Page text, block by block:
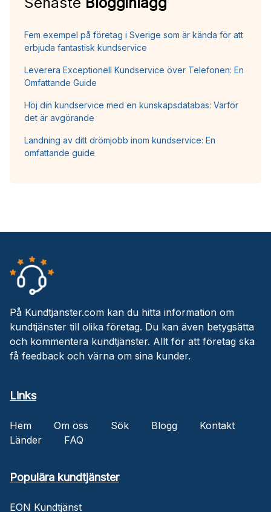
Fem exempel på företag i Sverige som är kända för att
erbjuda fantastisk kundservice
Leverera Exceptionell Kundservice över Telefonen: En
Omfattande Guide
Höj din kundservice med en kunskapsdatabas: Varför
det är avgörande
Landning av ditt drömjobb inom kundservice: En
omfattande guide
På Kundtjanster.com kan du hitta information om
kundtjänster till olika företag. Du kan även betygsätta
och kommentera kundtjänster. Allt för att företag ska
få feedback och värna om sina kunder.
Links
Hem Om oss Sök Blogg
Kontakt
Länder
FAQ
Populära kundtjänster
EON Kundtjänst